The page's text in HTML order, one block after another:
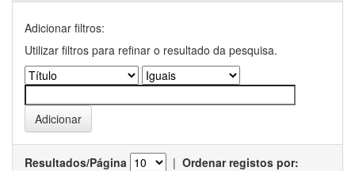
Adicionar filtros:
Utilizar filtros para refinar o resultado da pesquisa.
Resultados/Página | Ordenar registos por: